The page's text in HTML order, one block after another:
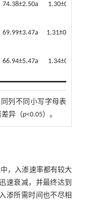
74.38±2.50a 1.30±0.03b
69.99±3.47a 1.31±0.02ab
66.94±5.47a 1.34±0.01a
列不同小写字母表
异（p<0.05）。
，入渗速率都有较大
速衰减，并最终达到
渗所需时间也不尽相